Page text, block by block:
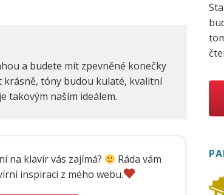
a budete mít zpevněné konečky
tóny budou kulaté, kvalitní
takovým naším ideálem.
na klavír vás zajímá?
Ráda vám
inspiraci z mého webu.